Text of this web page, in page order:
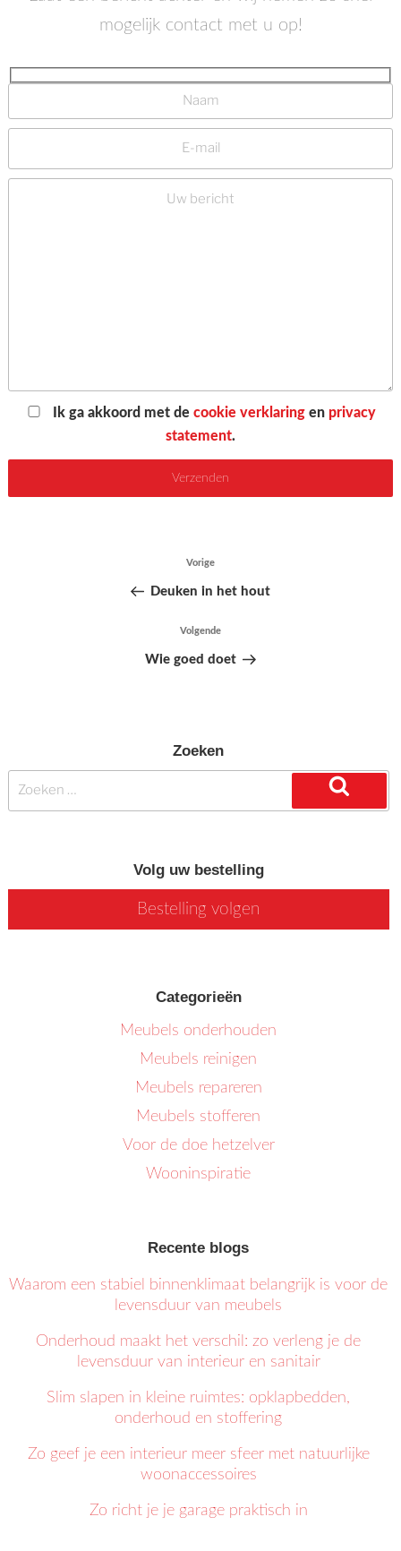
mogelijk contact met u op!
Ik ga akkoord met decookie verklaring en privacy
statement.
Vorig
bericht
Vorige
Deuken in het hout
Volgend
bericht
Volgende
Wie goed doet
Zoeken
Zoeken
Zoeken
Volg uw bestelling
Bestelling volgen
Categorieën
Meubels onderhouden
Meubels reinigen
Meubels repareren
Meubels stofferen
Voor de doe hetzelver
Wooninspiratie
Recente blogs
Waarom een stabiel binnenklimaat belangrijk is voor de
levensduur van meubels
Onderhoud maakt het verschil: zo verleng je de
levensduur van interieur en sanitair
Slim slapen in kleine ruimtes: opklapbedden,
onderhoud en stoffering
Zo geef je een interieur meer sfeer met natuurlijke
woonaccessoires
Zo richt je je garage praktisch in